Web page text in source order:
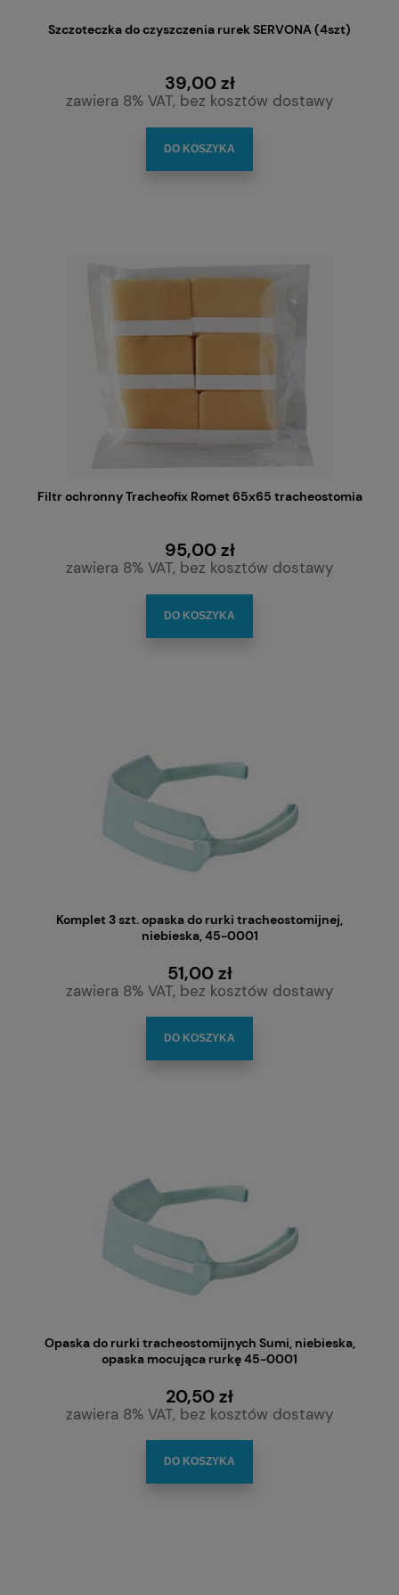
Szczoteczka do czyszczenia rurek SERVONA (4szt)
39,00 zł
zawiera 8% VAT, bez kosztów dostawy
DO KOSZYKA
Filtr ochronny Tracheofix Romet 65x65 tracheostomia
95,00 zł
zawiera 8% VAT, bez kosztów dostawy
DO KOSZYKA
Komplet 3 szt. opaska do rurki tracheostomijnej,
niebieska, 45-0001
51,00 zł
zawiera 8% VAT, bez kosztów dostawy
DO KOSZYKA
Opaska do rurki tracheostomijnych Sumi, niebieska,
opaska mocująca rurkę 45-0001
20,50 zł
zawiera 8% VAT, bez kosztów dostawy
DO KOSZYKA